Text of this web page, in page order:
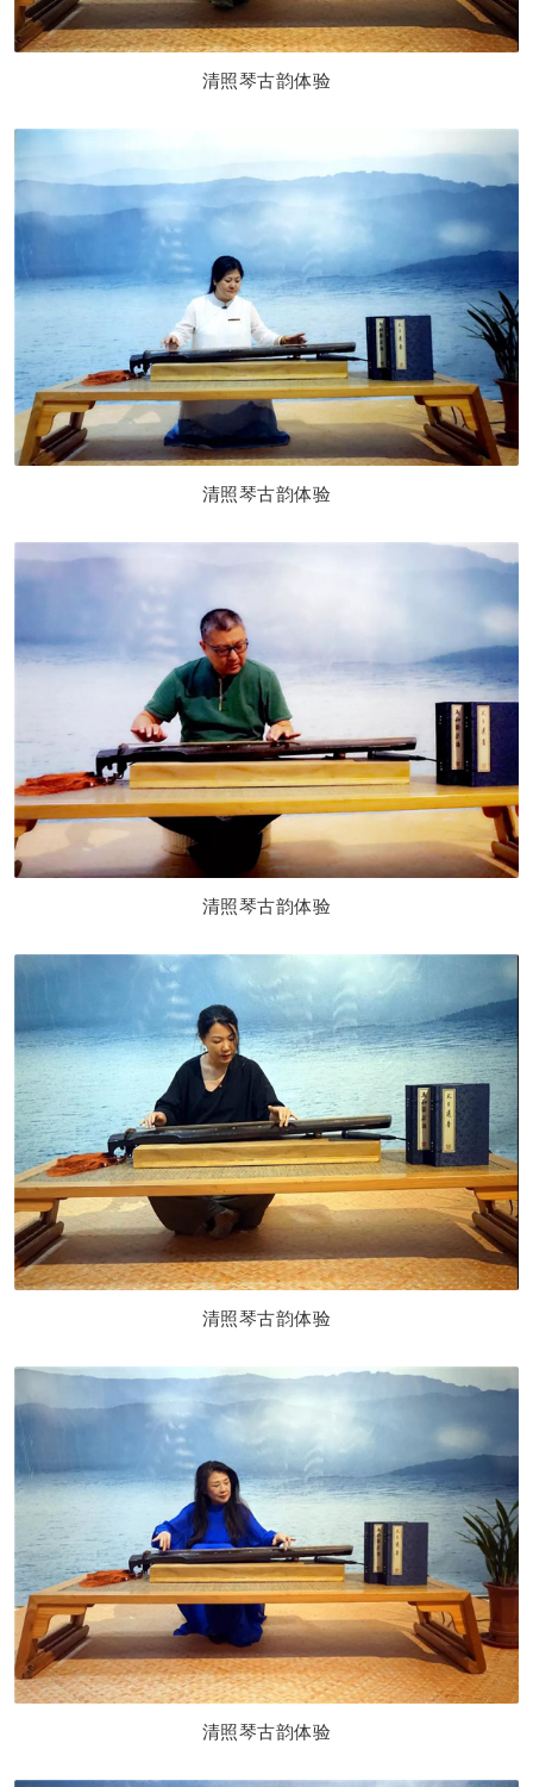
清照琴古韵体验
清照琴古韵体验
清照琴古韵体验
清照琴古韵体验
清照琴古韵体验